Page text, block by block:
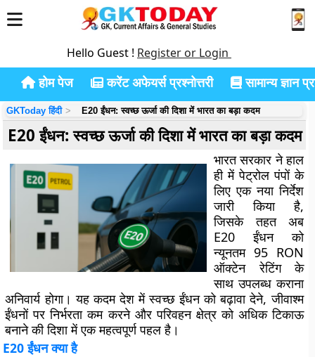
Hello Guest ! Register or Login
होम पेज करेंट अफेयर्स प्रश्नोत्तरी सामान्य ज्ञान
GKToday हिंदी E20 ईंधन: स्वच्छ ऊर्जा की दिशा में भारत का बड़ा कदम
E20 ईंधन: स्वच्छ ऊर्जा की दिशा में भारत का बड़ा कदम
भारत सरकार ने हाल
ही में पेट्रोल पंपों के
लिए एक नया निर्देश
जारी किया है,
जिसके तहत अब
E20 ईंधन को
न्यूनतम 95 RON
ऑक्टेन रेटिंग के
साथ उपलब्ध कराना
अनिवार्य होगा। यह कदम देश में स्वच्छ ईंधन को बढ़ावा देने, जीवाश्म
ईंधनों पर निर्भरता कम करने और परिवहन क्षेत्र को अधिक टिकाऊ
बनाने की दिशा में एक महत्वपूर्ण पहल है।
E20 ईंधन क्या है